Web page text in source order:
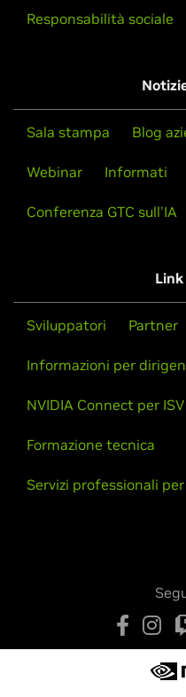
Responsabilità sociale
Sala stampa Blog
Webinar Informati
Conferenza GTC sull'IA
Sviluppatori Partner
Informazioni per
NVIDIA Connect per ISV
Formazione tecnica
Servizi professionali